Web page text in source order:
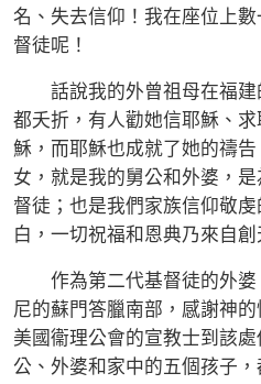
名、失去信仰！我在座位上
督徒呢！
話說我的外曾祖母在福建
都夭折，有人勸她信耶穌、
穌，而耶穌也成就了她的禱
女，就是我的舅公和外婆，
督徒；也是我們家族信仰敬
白，一切祝福和恩典乃來自創
作為第二代基督徒的外婆
尼的蘇門答臘南部，感謝神
美國衞理公會的宣教士到該
公、外婆和家中的五個孩子